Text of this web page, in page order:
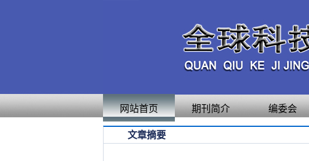
网站首页 期刊简介 编委会
文章摘要